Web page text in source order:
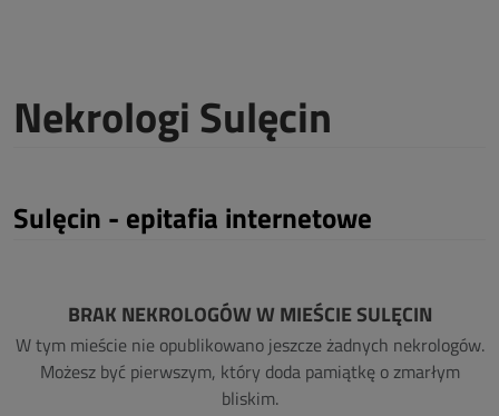
Nekrologi Sulęcin
Sulęcin - epitafia internetowe
BRAK NEKROLOGÓW W MIEŚCIE SULĘCIN
W tym mieście nie opublikowano jeszcze żadnych nekrologów.
Możesz być pierwszym, który doda pamiątkę o zmarłym
bliskim.